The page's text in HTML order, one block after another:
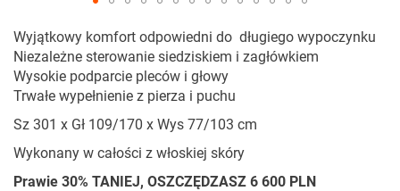
na
początek
galerii
Wyjątkowy komfort odpowiedni do długiego wypoczynku
Niezależne sterowanie siedziskiem i zagłówkiem
Wysokie podparcie pleców i głowy
Trwałe wypełnienie z pierza i puchu
Sz 301 x Gł 109/170 x Wys 77/103 cm
Wykonany w całości z włoskiej skóry
Prawie 30% TANIEJ, OSZCZĘDZASZ 6 600 PLN